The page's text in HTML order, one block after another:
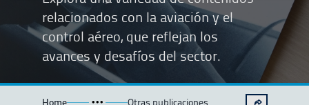
relacionados con la aviación y el
control aéreo, que reflejan los
avances y desafíos del sector.
Home Otras publicaciones